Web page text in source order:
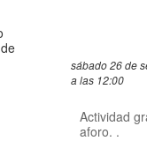
sábado 26 de
a las 12:00
Actividad
aforo. .